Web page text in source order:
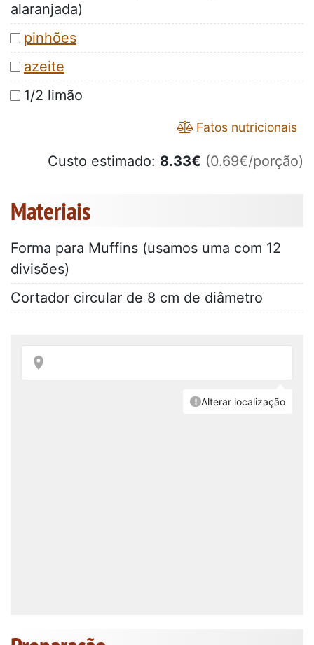
alaranjada)
pinhões
azeite
1/2 limão
Fatos nutricionais
Custo estimado: 8.33€ (0.69€/porção)
Materiais
Forma para Muffins (usamos uma com 12
divisões)
Cortador circular de 8 cm de diâmetro